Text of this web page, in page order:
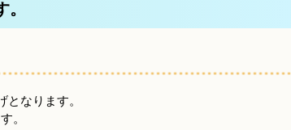
なります。
。